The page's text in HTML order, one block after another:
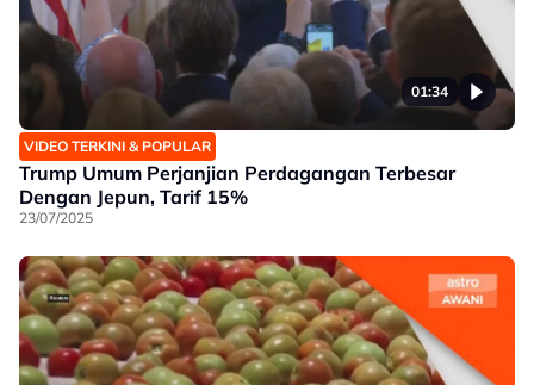
01:34
VIDEO TERKINI & POPULAR
Trump Umum Perjanjian Perdagangan Terbesar
Dengan Jepun, Tarif 15%
23/07/2025